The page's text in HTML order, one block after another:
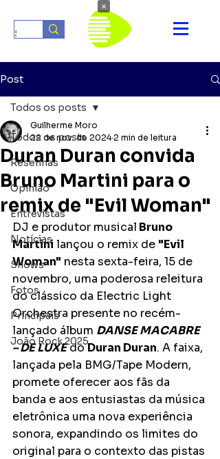
Post
Todos os posts
Resenhas
Opinião
Entrevistas
Notícias
Shows
Fotos
Principais
João Rock 2025
Todos os posts
Duran Duran convida
Bruno Martini para o
remix de "Evil Woman"
Guilherme Moro
22 de nov. de 2024 2 min de leitura
DJ e produtor musical Bruno
Martini lançou o remix de "Evil
Woman" nesta sexta-feira, 15 de
novembro, uma poderosa releitura
do clássico da Electric Light
Orchestra presente no recém-
lançado álbum DANSE MACABRE
– DE LUXE do Duran Duran. A faixa,
lançada pela BMG/Tape Modern,
promete oferecer aos fãs da
banda e aos entusiastas da música
eletrônica uma nova experiência
sonora, expandindo os limites do
original para o contexto das pistas
×